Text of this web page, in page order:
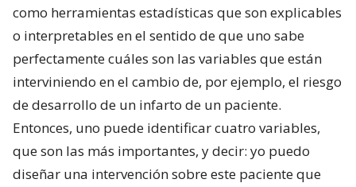
como herramientas estadísticas que son explicables
o interpretables en el sentido de que uno sabe
perfectamente cuáles son las variables que están
interviniendo en el cambio de, por ejemplo, el riesgo
de desarrollo de un infarto de un paciente.
Entonces, uno puede identificar cuatro variables,
que son las más importantes, y decir: yo puedo
diseñar una intervención sobre este paciente que